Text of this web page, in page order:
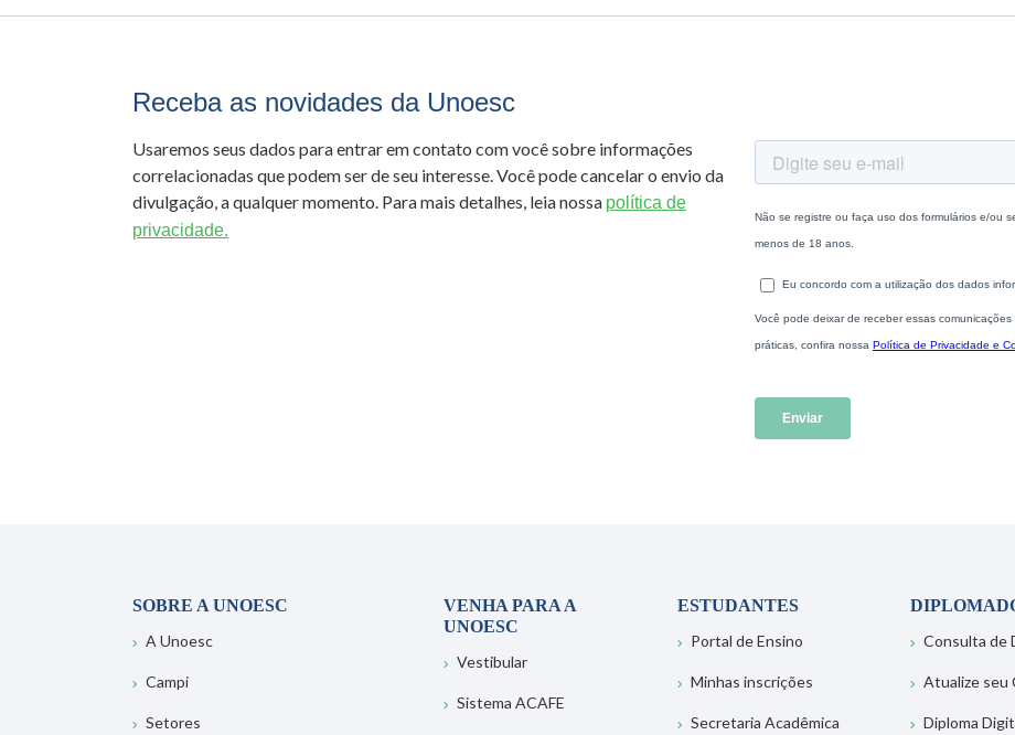
Receba as novidades da Unoesc
Usaremos seus dados para entrar em contato com você sobre informações
correlacionadas que podem ser de seu interesse. Você pode cancelar o envio da
divulgação, a qualquer momento. Para mais detalhes, leia nossa política de
privacidade.
SOBRE A UNOESC
A Unoesc
Campi
Setores
VENHA PARA A
UNOESC
Vestibular
Sistema ACAFE
ESTUDANTES
Portal de Ensino
Minhas inscrições
Secretaria Acadêmica
Consulta de
Atualize seu
Diploma